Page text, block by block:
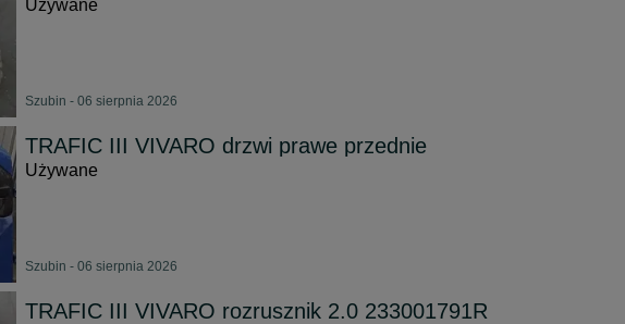
Używane
Szubin - 06 sierpnia 2026
TRAFIC III VIVARO drzwi prawe przednie
Używane
Szubin - 06 sierpnia 2026
TRAFIC III VIVARO rozrusznik 2.0 233001791R